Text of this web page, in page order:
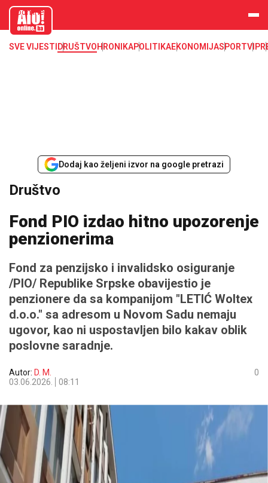
aloonline.b
SVE VIJESTI DRUŠTVOHRONIKAPOLITIKAEKONOMIJASPORTVIP
Dodaj kao željeni izvor na google pretrazi
Društvo
Fond PIO izdao hitno upozorenje
penzionerima
Fond za penzijsko i invalidsko osiguranje
/PIO/ Republike Srpske obavijestio je
penzionere da sa kompanijom "LETIĆ Woltex
d.o.o." sa adresom u Novom Sadu nemaju
ugovor, kao ni uspostavljen bilo kakav oblik
poslovne saradnje.
Autor: D. M.
03.06.2026.
08:11
0